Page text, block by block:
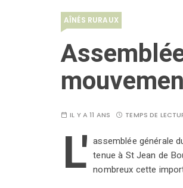
AÎNÉS RURAUX
IL Y A 11 ANS TEMPS DE
L' assemblée générale
tenue à St Jean de
nombreux cette